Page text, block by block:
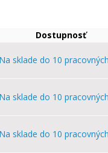
Dostupnosť
Na sklade do 10
Na sklade do 10
Na sklade do 10